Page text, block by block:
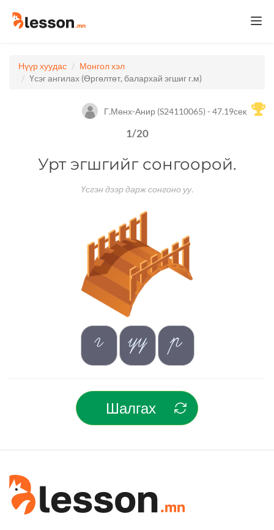
Нүүр хуудас
Монгол хэл
Үсэг ангилах (Өргөлтөт, балархай эгшиг г.м)
Г.Мөнх-Анир (S24110065) - 47.19сек
1/20
Урт эгшгийг сонгоорой.
Үсгэн дээр дарж сонгоно уу.
г үү р
Шалгах